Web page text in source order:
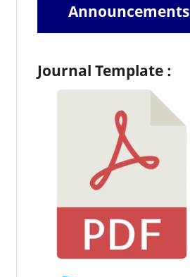
Announcements
Journal Template :